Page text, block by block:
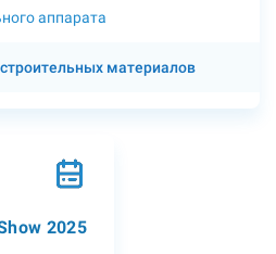
аппарата
материалов
2025